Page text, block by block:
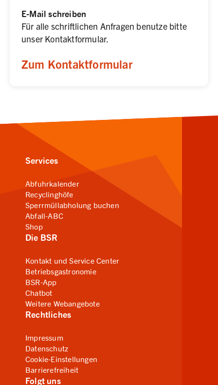
E-Mail schreiben
Für alle schriftlichen Anfragen benutze bitte
unser Kontaktformular.
Zum Kontaktformular
Services
Abfuhrkalender
Recyclinghöfe
Sperrmüllabholung buchen
Abfall-ABC
Shop
Die BSR
Kontakt und Service Center
Betriebsgastronomie
BSR-App
Chatbot
Weitere Webangebote
Rechtliches
Impressum
Datenschutz
Cookie-Einstellungen
Barrierefreiheit
Folgt uns